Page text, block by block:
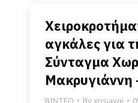
αγκάλες για
Σύνταγμα
Μακρυγιάννη
ΒΙΝΤΕΟ Byxrisiavgi